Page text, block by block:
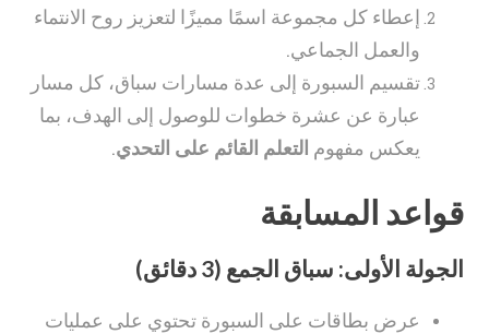
إعطاء كل مجموعة اسمًا مميزًا لتعزيز روح الانتماء
والعمل الجماعي.
تقسيم السبورة إلى عدة مسارات سباق، كل مسار
عبارة عن عشرة خطوات للوصول إلى الهدف، بما
يعكس مفهوم التعلم القائم على التحدي.
قواعد المسابقة
الجولة الأولى: سباق الجمع (3 دقائق)
عرض بطاقات على السبورة تحتوي على عمليات